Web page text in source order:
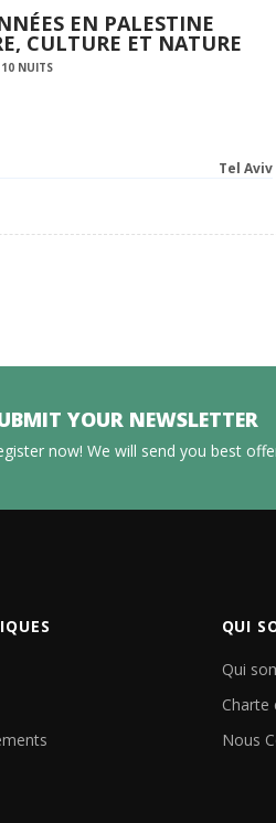
EN PALESTINE
CULTURE ET NATURE
NUITS
Tel Aviv
YOUR NEWSLETTER
now! We will send you best
QUI
Qui
Charte
Nous